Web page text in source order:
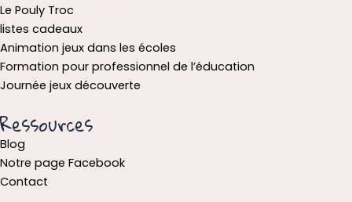
Le Pouly Troc
listes cadeaux
Animation jeux dans les écoles
Formation pour professionnel de l’éducation
Journée jeux découverte
Ressources
Blog
Notre page Facebook
Contact